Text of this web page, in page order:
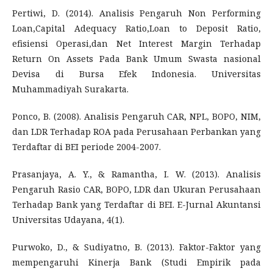
Pertiwi, D. (2014). Analisis Pengaruh Non Performing
Loan,Capital Adequacy Ratio,Loan to Deposit Ratio,
efisiensi Operasi,dan Net Interest Margin Terhadap
Return On Assets Pada Bank Umum Swasta nasional
Devisa di Bursa Efek Indonesia. Universitas
Muhammadiyah Surakarta.
Ponco, B. (2008). Analisis Pengaruh CAR, NPL, BOPO, NIM,
dan LDR Terhadap ROA pada Perusahaan Perbankan yang
Terdaftar di BEI periode 2004-2007.
Prasanjaya, A. Y., & Ramantha, I. W. (2013). Analisis
Pengaruh Rasio CAR, BOPO, LDR dan Ukuran Perusahaan
Terhadap Bank yang Terdaftar di BEI. E-Jurnal Akuntansi
Universitas Udayana, 4(1).
Purwoko, D., & Sudiyatno, B. (2013). Faktor-Faktor yang
mempengaruhi Kinerja Bank (Studi Empirik pada